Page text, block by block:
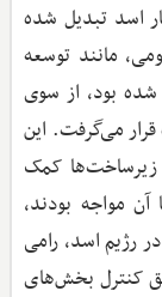
اسد تبدیل شده
مانند توسعه
بود، از سوی
می‌گرفت. این
زیرساخت‌ها کمک
مواجه بودند،
رژیم اسد، رامی
کنترل بخش‌های